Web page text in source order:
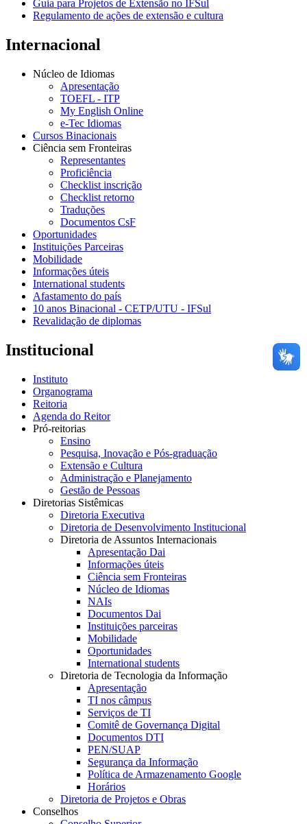
Guia para Projetos de Extensão no IFSul
Regulamento de ações de extensão e cultura
Internacional
Núcleo de Idiomas
Apresentação
TOEFL - ITP
My English Online
e-Tec Idiomas
Cursos Binacionais
Ciência sem Fronteiras
Representantes
Proficiência
Checklist inscrição
Checklist retorno
Traduções
Documentos CsF
Oportunidades
Instituições Parceiras
Mobilidade
Informações úteis
International students
Afastamento do país
10 anos Binacional - CETP/UTU - IFSul
Revalidação de diplomas
Institucional
Instituto
Organograma
Reitoria
Agenda do Reitor
Pró-reitorias
Ensino
Pesquisa, Inovação e Pós-graduação
Extensão e Cultura
Administração e Planejamento
Gestão de Pessoas
Diretorias Sistêmicas
Diretoria Executiva
Diretoria de Desenvolvimento Institucional
Diretoria de Assuntos Internacionais
Apresentação Dai
Informações úteis
Ciência sem Fronteiras
Núcleo de Idiomas
NAIs
Documentos Dai
Instituições parceiras
Mobilidade
Oportunidades
International students
Diretoria de Tecnologia da Informação
Apresentação
TI nos câmpus
Serviços de TI
Comitê de Governança Digital
Documentos DTI
PEN/SUAP
Segurança da Informação
Política de Armazenamento Google
Horários
Diretoria de Projetos e Obras
Conselhos